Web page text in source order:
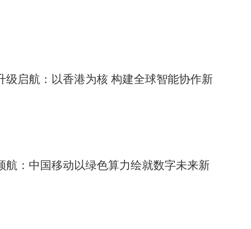
级启航：以香港为核 构建全球智能协作新
航：中国移动以绿色算力绘就数字未来新